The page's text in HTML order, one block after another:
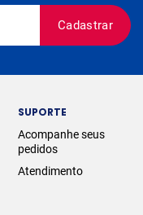
Cadastrar
SUPORTE
Acompanhe seus
pedidos
Atendimento